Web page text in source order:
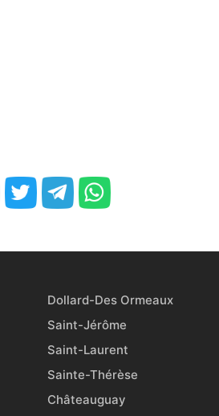
Dollard-Des Ormeaux
Saint-Jérôme
Saint-Laurent
Sainte-Thérèse
Châteauguay